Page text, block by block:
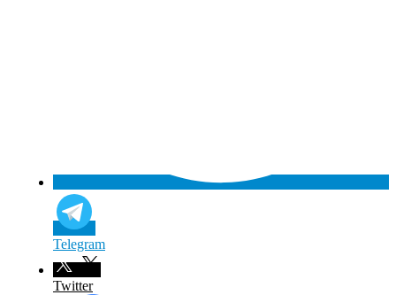
Telegram
Twitter